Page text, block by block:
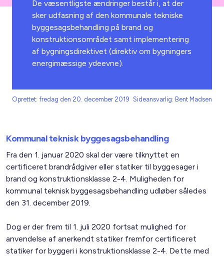
De væsentligste ændringer består i, at der
sker udfasning af den kommunale tekniske
byggesagsbehandling på brand og
konstruktionsområdet samt implementering
af bygningsdirektivet (direktiv om bygningers
energimæssige ydeevne).
Oprettet: fredag den 20. december 2019 Sideansvarlig: Bent Madsen
Kommunal teknisk byggesagsbehandling
Fra den 1. januar 2020 skal der være tilknyttet en
certificeret brandrådgiver eller statiker til byggesager i
brand og konstruktionsklasse 2-4. Muligheden for
kommunal teknisk byggesagsbehandling udløber således
den 31. december 2019.
Dog er der frem til 1. juli 2020 fortsat mulighed for
anvendelse af anerkendt statiker fremfor certificeret
statiker for byggeri i konstruktionsklasse 2-4. Dette med